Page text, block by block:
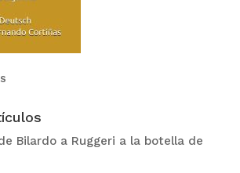
Bilardo a Ruggeri a la botella de